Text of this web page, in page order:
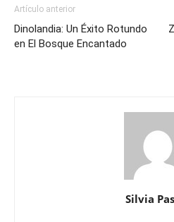
Artículo anterior
Dinolandia: Un Éxito Rotundo
en El Bosque Encantado
Silvia